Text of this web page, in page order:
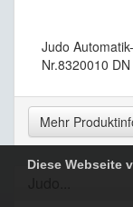
Diese Webseite
Judo
Nr.8320010
Mehr